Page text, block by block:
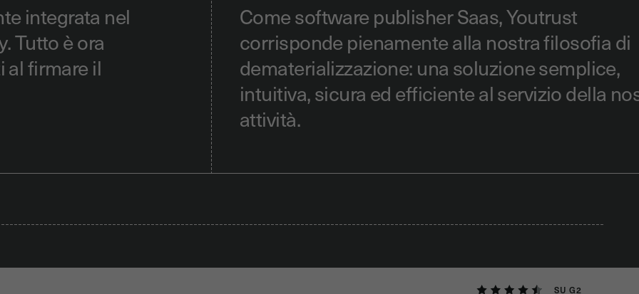
integrata nel
Tutto è ora
al firmare il
Come software publisher Saas, Youtrust
corrisponde pienamente alla nostra filosofia di
dematerializzazione: una soluzione semplice,
intuitiva, sicura ed efficiente al servizio della
attività.
SU G2